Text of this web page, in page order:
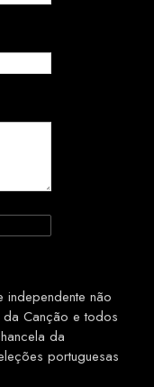
independente não
Canção e todos
da
portuguesas